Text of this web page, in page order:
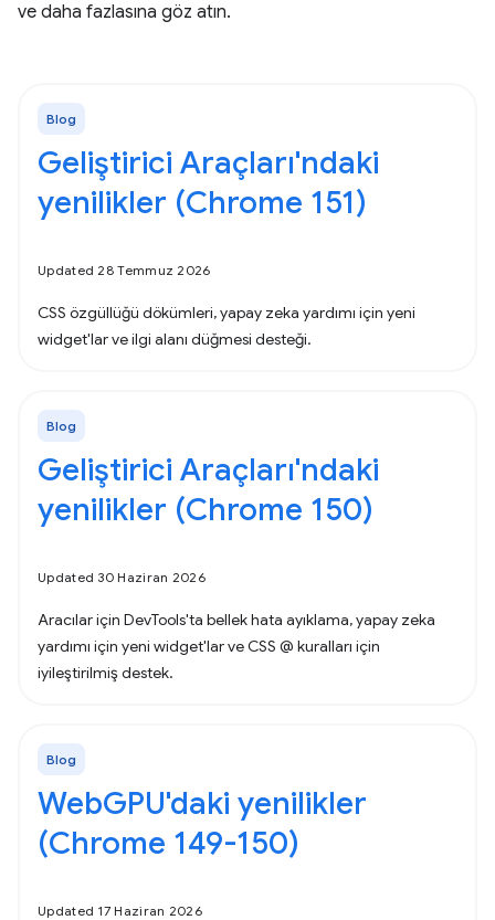
ve daha fazlasına göz atın.
Blog
Geliştirici Araçları'ndaki
yenilikler (Chrome 151)
Updated 28 Temmuz 2026
CSS özgüllüğü dökümleri, yapay zeka yardımı için yeni
widget'lar ve ilgi alanı düğmesi desteği.
Blog
Geliştirici Araçları'ndaki
yenilikler (Chrome 150)
Updated 30 Haziran 2026
Aracılar için DevTools'ta bellek hata ayıklama, yapay zeka
yardımı için yeni widget'lar ve CSS @ kuralları için
iyileştirilmiş destek.
Blog
WebGPU'daki yenilikler
(Chrome 149-150)
Updated 17 Haziran 2026